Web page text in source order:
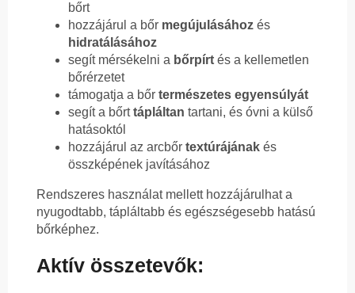
bőrt
hozzájárul a bőr megújulásához és
hidratálásához
segít mérsékelni a bőrpírt és a kellemetlen
bőrérzetet
támogatja a bőr természetes egyensúlyát
segít a bőrttápláltan tartani, és óvni a külső
hatásoktól
hozzájárul az arcbőr textúrájának és
összképének javításához
Rendszeres használat mellett hozzájárulhat a
nyugodtabb, tápláltabb és egészségesebb hatású
bőrképhez.
Aktív összetevők: